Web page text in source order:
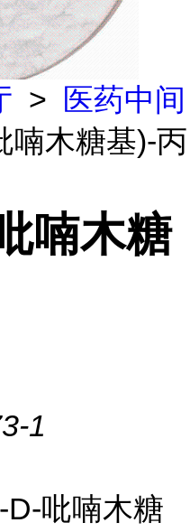
>
医药中间
喃木糖基)-丙
喃木糖
1
吡喃木糖